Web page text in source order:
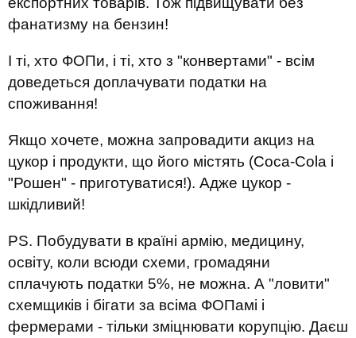
фанатизму на бензин!
І ті, хто ФОПи, і ті, хто з "конвертами" - всім
доведеться доплачувати податки на
споживання!
Якщо хочете, можна запровадити акциз на
цукор і продукти, що його містять (Coca-Cola і
"Рошен" - приготуватися!). Адже цукор -
шкідливий!
PS. Побудувати в країні армію, медицину,
освіту, коли всюди схеми, громадяни
сплачують податки 5%, не можна. А "ловити"
схемщиків і бігати за всіма ФОПамі і
фермерами - тільки зміцнювати корупцію. Даєш